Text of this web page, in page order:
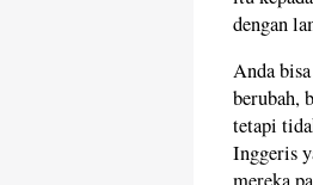
dengan
Anda
berubah,
tetapi
Inggeris